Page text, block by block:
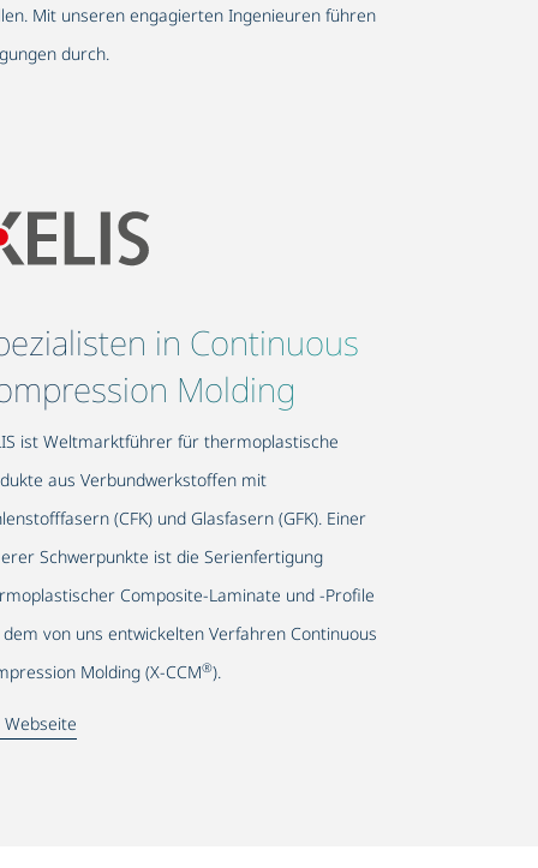
Mit unseren engagierten Ingenieuren führen
durch.
in Continuous
Molding
ist Weltmarktführer für thermoplastische
aus Verbundwerkstoffen mit
(CFK) und Glasfasern (GFK). Einer
Schwerpunkte ist die Serienfertigung
Composite-Laminate und -Profile
von uns entwickelten Verfahren Continuous
Molding (X-CCM®).